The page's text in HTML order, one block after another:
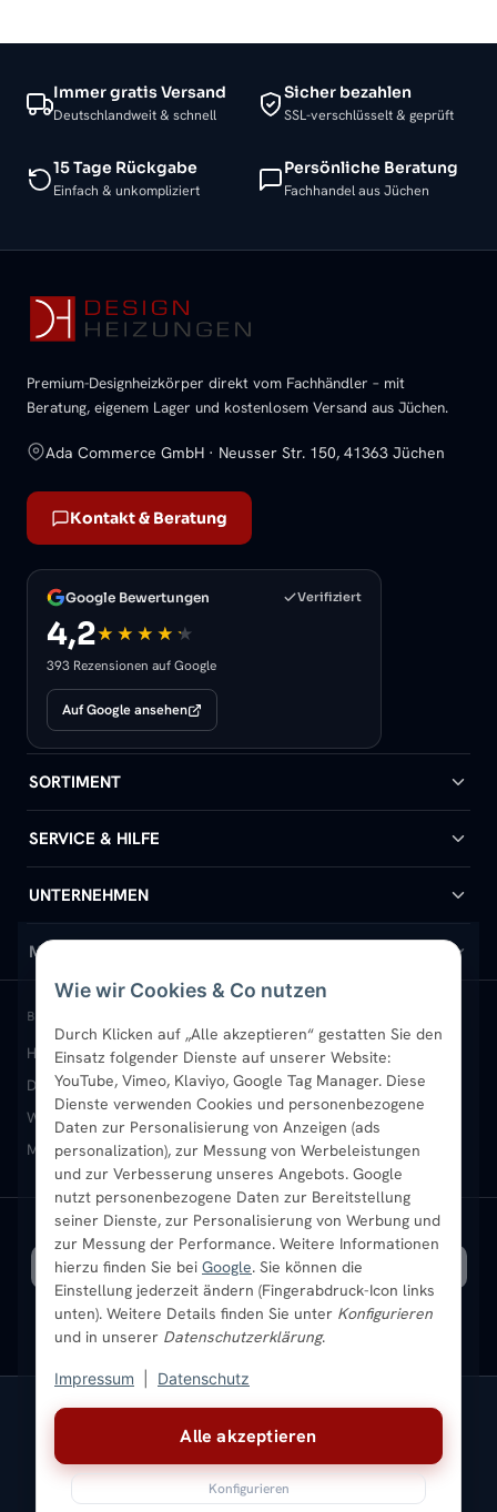
Alle akzeptieren
Konfigurieren
Wie wir Cookies & Co nutzen
Durch Klicken auf „Alle akzeptieren“ gestatten Sie den
Einsatz folgender Dienste auf unserer Website:
YouTube, Vimeo, Klaviyo, Google Tag Manager. Diese
Dienste verwenden Cookies und personenbezogene
Daten zur Personalisierung von Anzeigen (ads
personalization), zur Messung von Werbeleistungen
und zur Verbesserung unseres Angebots. Google
nutzt personenbezogene Daten zur Bereitstellung
seiner Dienste, zur Personalisierung von Werbung und
zur Messung der Performance. Weitere Informationen
hierzu finden Sie bei Google. Sie können die
Einstellung jederzeit ändern (Fingerabdruck-Icon links
unten). Weitere Details finden Sie unter Konfigurieren
und in unserer Datenschutzerklärung.
Impressum Datenschutz
Immer gratis Versand
Deutschlandweit & schnell
Sicher bezahlen
SSL-verschlüsselt & geprüft
15 Tage Rückgabe
Einfach & unkompliziert
Persönliche Beratung
Fachhandel aus Jüchen
Premium-Designheizkörper direkt vom Fachhändler – mit
Beratung, eigenem Lager und kostenlosem Versand aus Jüchen.
Ada Commerce GmbH · Neusser Str. 150, 41363 Jüchen
Kontakt & Beratung
Google Bewertungen Verifiziert
4,2
393 Rezensionen auf Google
Auf Google ansehen
SORTIMENT
Badheizkörper
Handtuchheizkörper
Design-Heizkörper
Paneelheizkörper
Vertikal-Heizkörper
Heizkörper-Zubehör
SERVICE & HILFE
Hilfe & Kontakt
Versand & Lieferung
Rückgabe & Widerruf
Garantie & Gewährleistung
Montageservice vor Ort
Sendung verfolgen
UNTERNEHMEN
Wir über uns
Standort & Abholung Jüchen
B2B-Kunden
Karriere
Ratgeber
Bestpreisgarantie
MEIN KONTO
Anmelden / Mein Konto
Merkliste
Newsletter
Aktuelle Angebote
BELIEBTE KATEGORIEN
Heizkörper kaufenBadheizkörperHandtuchheizkörper
Design-HeizkörperPaneelheizkörperVertikal-Heizkörper
Wandheizkörper Wohnraum-Heizkörper Badheizkörper Schwarz
Mischbetrieb-HeizkörperHeizkörper-ZubehörAktuelle Angebote
SICHERE ZAHLUNG VERSAND MIT
* Alle Preise inkl. gesetzlicher USt. |Kostenloser Versand
ImpressumDatenschutzAGBWiderrufsbelehrungVersandkosten